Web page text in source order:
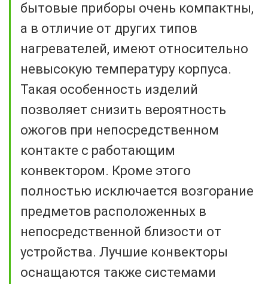
бытовые приборы очень компактны,
а в отличие от других типов
нагревателей, имеют относительно
невысокую температуру корпуса.
Такая особенность изделий
позволяет снизить вероятность
ожогов при непосредственном
контакте с работающим
конвектором. Кроме этого
полностью исключается возгорание
предметов расположенных в
непосредственной близости от
устройства. Лучшие конвекторы
оснащаются также системами